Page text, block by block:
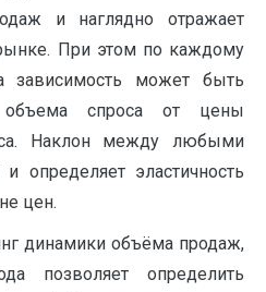
и наглядно отражает
При этом по каждому
зависимость может быть
объема спроса от цены
Наклон между любыми
определяет эластичность
цен.
динамики объёма продаж,
позволяет определить